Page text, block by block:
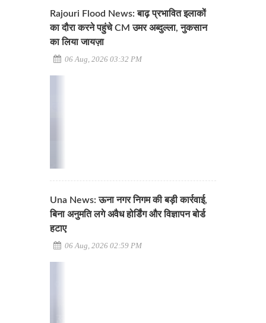
Rajouri Flood News: बाढ़ प्रभावित इलाकों
का दौरा करने पहुंचे CM उमर अब्दुल्ला, नुकसान
का लिया जायज़ा
06 Aug, 2026 03:32 PM
Una News: ऊना नगर निगम की बड़ी कार्रवाई,
बिना अनुमति लगे अवैध होर्डिंग और विज्ञापन बोर्ड
हटाए
06 Aug, 2026 02:59 PM